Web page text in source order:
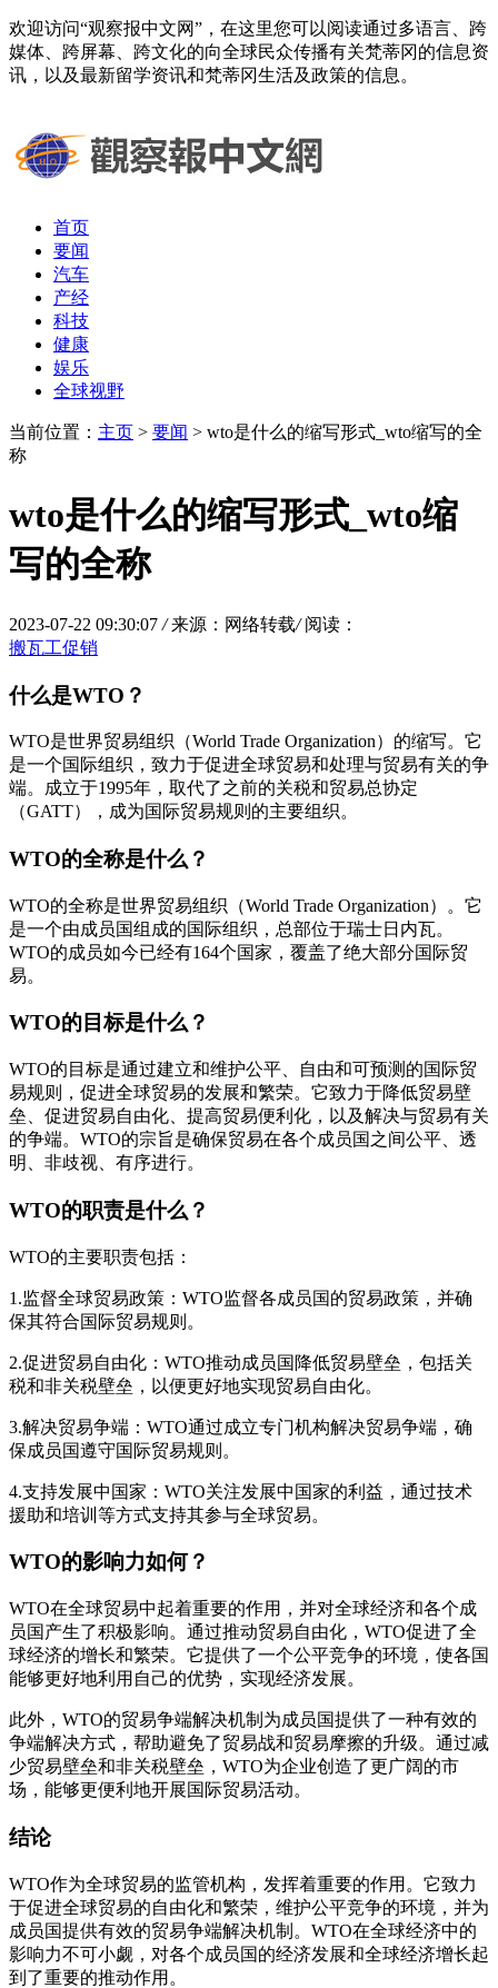
欢迎访问“观察报中文网”，在这里您可以阅读通过多语言、跨
媒体、跨屏幕、跨文化的向全球民众传播有关梵蒂冈的信息资
讯，以及最新留学资讯和梵蒂冈生活及政策的信息。
首页
要闻
汽车
产经
科技
健康
娱乐
全球视野
当前位置： 主页 > 要闻 > wto是什么的缩写形式_wto缩写的全
称
wto是什么的缩写形式_wto缩
写的全称
2023-07-22 09:30:07 / 来源：网络转载/ 阅读：
搬瓦工促销
什么是WTO？
WTO是世界贸易组织（World Trade Organization）的缩写。它
是一个国际组织，致力于促进全球贸易和处理与贸易有关的争
端。成立于1995年，取代了之前的关税和贸易总协定
（GATT），成为国际贸易规则的主要组织。
WTO的全称是什么？
WTO的全称是世界贸易组织（World Trade Organization）。它
是一个由成员国组成的国际组织，总部位于瑞士日内瓦。
WTO的成员如今已经有164个国家，覆盖了绝大部分国际贸
易。
WTO的目标是什么？
WTO的目标是通过建立和维护公平、自由和可预测的国际贸
易规则，促进全球贸易的发展和繁荣。它致力于降低贸易壁
垒、促进贸易自由化、提高贸易便利化，以及解决与贸易有关
的争端。WTO的宗旨是确保贸易在各个成员国之间公平、透
明、非歧视、有序进行。
WTO的职责是什么？
WTO的主要职责包括：
1.监督全球贸易政策：WTO监督各成员国的贸易政策，并确
保其符合国际贸易规则。
2.促进贸易自由化：WTO推动成员国降低贸易壁垒，包括关
税和非关税壁垒，以便更好地实现贸易自由化。
3.解决贸易争端：WTO通过成立专门机构解决贸易争端，确
保成员国遵守国际贸易规则。
4.支持发展中国家：WTO关注发展中国家的利益，通过技术
援助和培训等方式支持其参与全球贸易。
WTO的影响力如何？
WTO在全球贸易中起着重要的作用，并对全球经济和各个成
员国产生了积极影响。通过推动贸易自由化，WTO促进了全
球经济的增长和繁荣。它提供了一个公平竞争的环境，使各国
能够更好地利用自己的优势，实现经济发展。
此外，WTO的贸易争端解决机制为成员国提供了一种有效的
争端解决方式，帮助避免了贸易战和贸易摩擦的升级。通过减
少贸易壁垒和非关税壁垒，WTO为企业创造了更广阔的市
场，能够更便利地开展国际贸易活动。
结论
WTO作为全球贸易的监管机构，发挥着重要的作用。它致力
于促进全球贸易的自由化和繁荣，维护公平竞争的环境，并为
成员国提供有效的贸易争端解决机制。WTO在全球经济中的
影响力不可小觑，对各个成员国的经济发展和全球经济增长起
到了重要的推动作用。